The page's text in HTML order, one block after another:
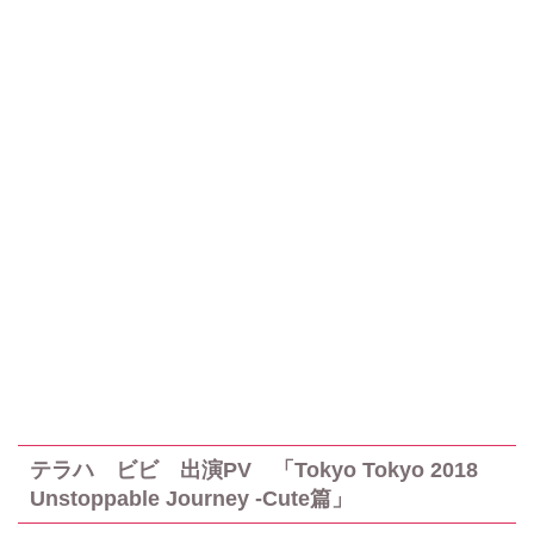
テラハ ビビ 出演PV 「 Tokyo Tokyo 2018
Unstoppable Journey -Cute篇」